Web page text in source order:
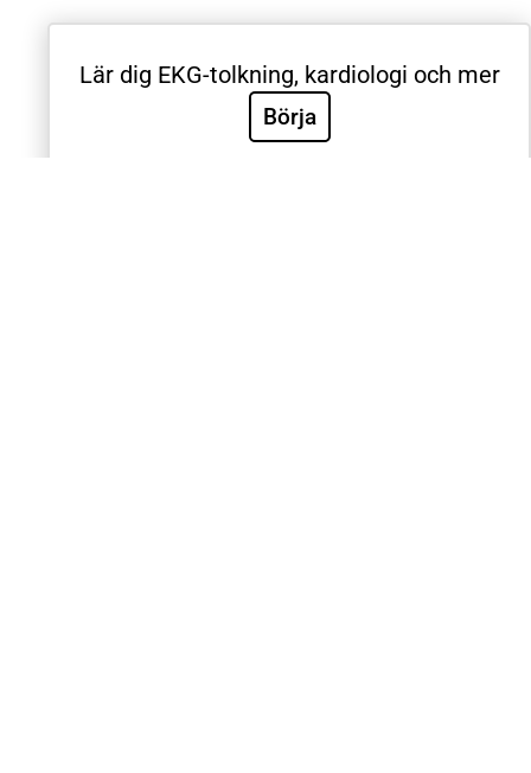
Lär dig EKG-tolkning, kardiologi och mer
Börja